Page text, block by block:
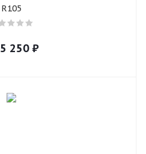
R105
5 250 ₽